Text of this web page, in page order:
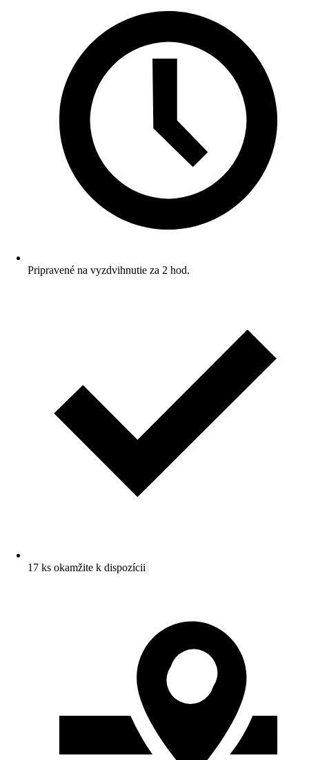
Pripravené na vyzdvihnutie za 2 hod.
17 ks okamžite k dispozícii